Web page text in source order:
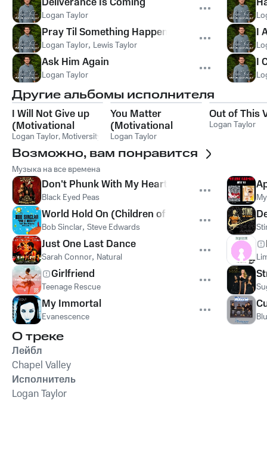
Logan Taylor
Pray Til Something Happens
Logan Taylor, Lewis Taylor
Ask Him Again
Logan Taylor
I
I
Другие альбомы исполнителя
I Will Not Give up
(Motivational
Speech)
Logan Taylor, Motiversity
You Matter
(Motivational
Speech)
Logan Taylor
Out of This
Logan Taylor
Возможно, вам понравится
Музыка на все времена
Don't Phunk With My Heart
Black Eyed Peas
World Hold On (Children of the Sky)
Bob Sinclar, Steve Edwards
Just One Last Dance
Sarah Connor, Natural
Girlfriend
Teenage Rescue
My Immortal
Evanescence
О треке
Лейбл
Chapel Valley
Исполнитель
Logan Taylor